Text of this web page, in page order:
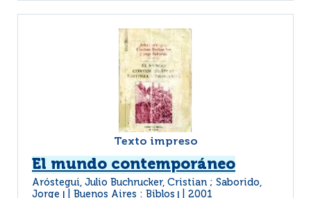
Texto impreso
El mundo contemporáneo
Aróstegui, Julio Buchrucker, Cristian ; Saborido,
Jorge
Buenos Aires : Biblos 2001